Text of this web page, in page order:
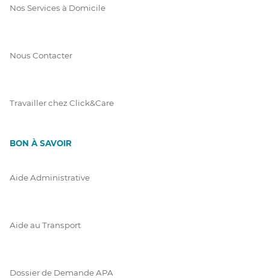
Nos Services à Domicile
Nous Contacter
Travailler chez Click&Care
BON À SAVOIR
Aide Administrative
Aide au Transport
Dossier de Demande APA